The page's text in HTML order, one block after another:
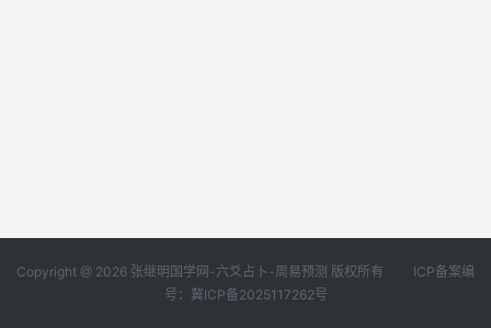
Copyright @ 2026 张继明国学网-六爻占卜-周易预测 版权所有 ICP备案编
号：冀ICP备2025117262号